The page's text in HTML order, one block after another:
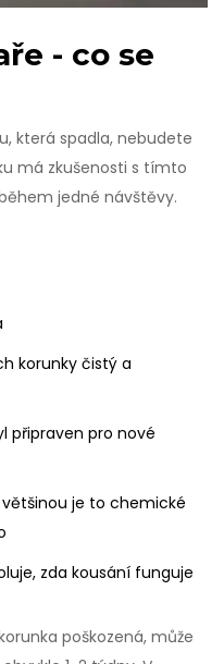
- co se
která spadla, nebudete
má zkušenosti s tímto
jedné návštěvy.
korunky čistý a
připraven pro nové
je to chemické
zda kousání funguje
poškozená, může